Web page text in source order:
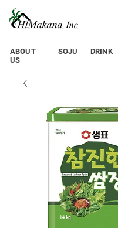
DRINK
SOJU
ABOUT
US